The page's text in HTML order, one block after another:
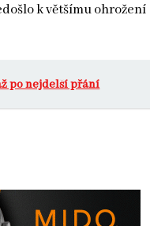
k většímu ohrožení
po nejdelší přání